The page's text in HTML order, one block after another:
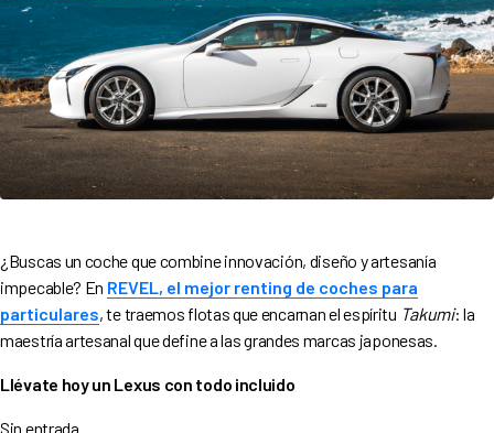
¿Buscas un coche que combine innovación, diseño y artesanía
impecable? En REVEL, el mejor renting de coches para
particulares, te traemos flotas que encarnan el espíritu Takumi: la
maestría artesanal que define a las grandes marcas japonesas.
Llévate hoy un Lexus con todo incluido
Sin entrada